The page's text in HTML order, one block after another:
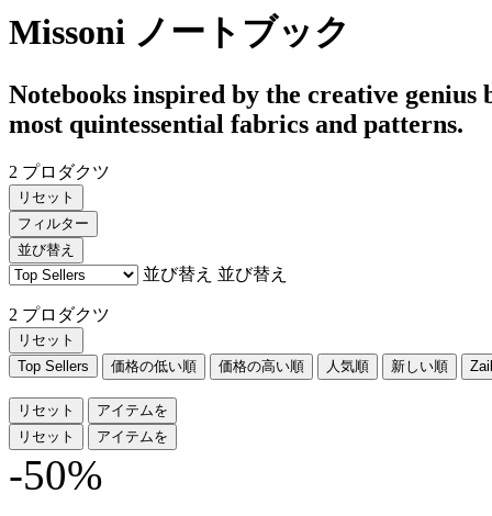
Missoni ノートブック
Notebooks inspired by the creative genius
most quintessential fabrics and patterns.
2 プロダクツ
リセット
フィルター
並び替え
並び替え 並び替え
2 プロダクツ
リセット
Top Sellers
価格の低い順 価格の高い順 人気順 新しい順
リセット
アイテムを
リセット
アイテムを
-50%